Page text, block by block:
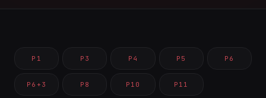
P1 P3 P4 P5 P6
P6+3 P8 P10 P11